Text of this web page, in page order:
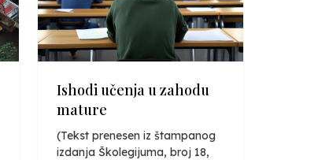
Ishodi učenja u zahodu
mature
(Tekst prenesen iz štampanog
izdanja Školegijuma, broj 18,